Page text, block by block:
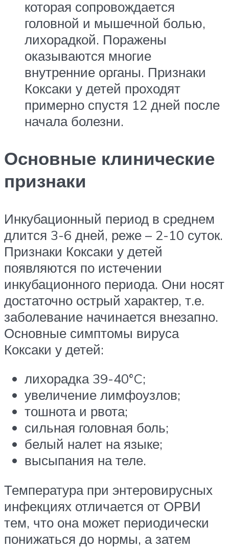
которая сопровождается
головной и мышечной болью,
лихорадкой. Поражены
оказываются многие
внутренние органы. Признаки
Коксаки у детей проходят
примерно спустя 12 дней после
начала болезни.
Основные клинические
признаки
Инкубационный период в среднем
длится 3-6 дней, реже – 2-10 суток.
Признаки Коксаки у детей
появляются по истечении
инкубационного периода. Они носят
достаточно острый характер, т.е.
заболевание начинается внезапно.
Основные симптомы вируса
Коксаки у детей:
лихорадка 39-40°C;
увеличение лимфоузлов;
тошнота и рвота;
сильная головная боль;
белый налет на языке;
высыпания на теле.
Температура при энтеровирусных
инфекциях отличается от ОРВИ
тем, что она может периодически
понижаться до нормы, а затем